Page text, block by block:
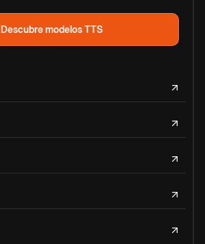
Descubre modelos TTS